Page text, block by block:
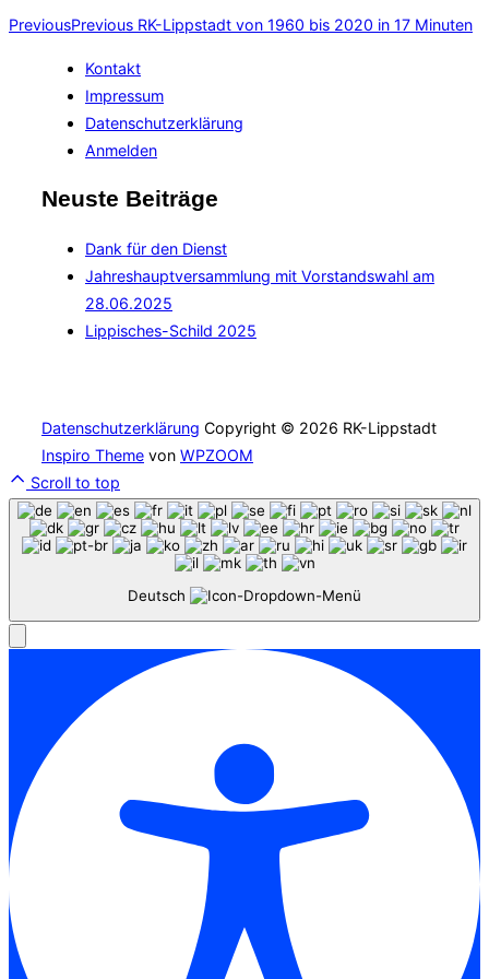
PreviousPrevious RK-Lippstadt von 1960 bis 2020 in 17 Minuten
Kontakt
Impressum
Datenschutzerklärung
Anmelden
Neuste Beiträge
Dank für den Dienst
Jahreshauptversammlung mit Vorstandswahl am
28.06.2025
Lippisches-Schild 2025
Datenschutzerklärung Copyright © 2026 RK-Lippstadt
Inspiro Theme von WPZOOM
Scroll to top
Deutsch